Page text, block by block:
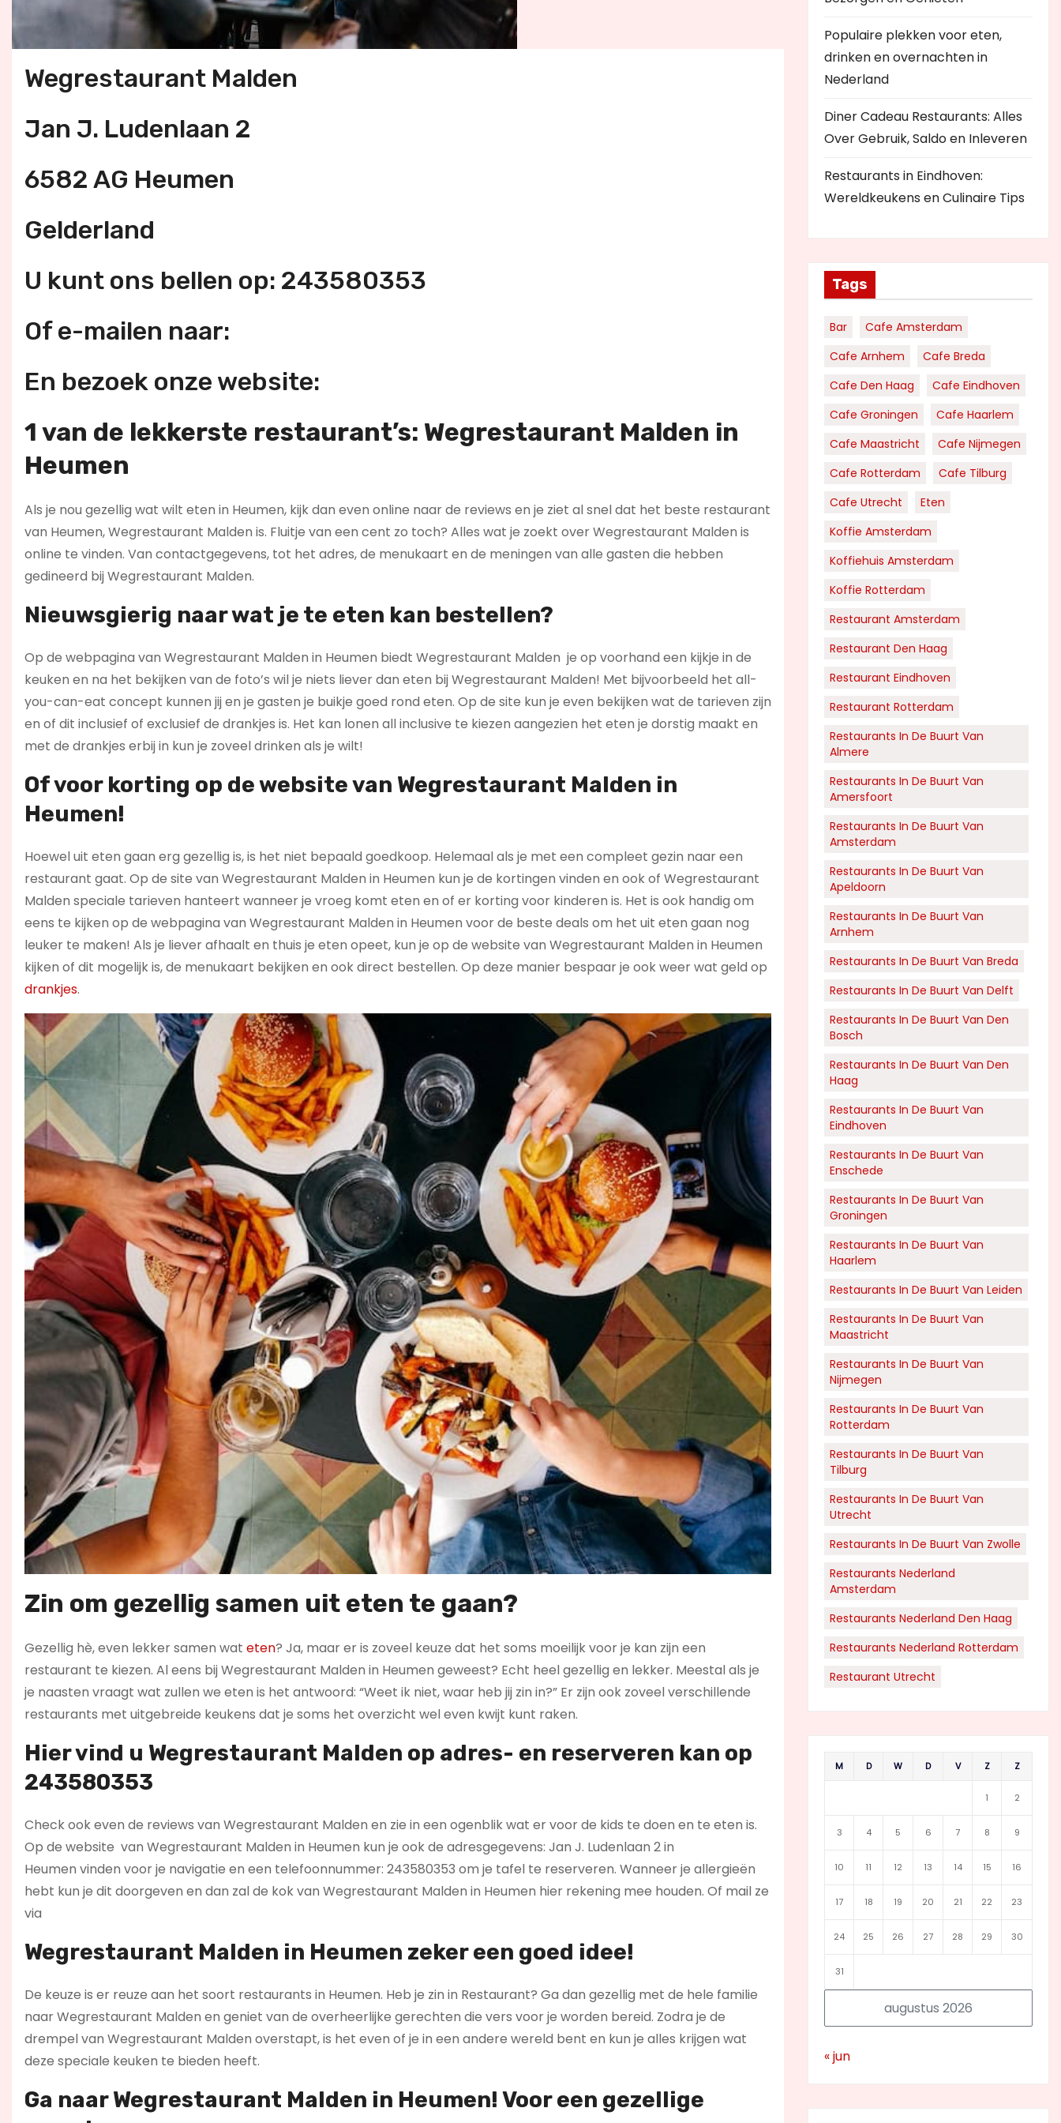
Wegrestaurant Malden
Jan J. Ludenlaan 2
6582 AG Heumen
Gelderland
U kunt ons bellen op: 243580353
Of e-mailen naar:
En bezoek onze website:
1 van de lekkerste restaurant’s: Wegrestaurant Malden in
Heumen
Als je nou gezellig wat wilt eten in Heumen, kijk dan even online naar de reviews en je ziet al snel dat het beste restaurant
van Heumen, Wegrestaurant Malden is. Fluitje van een cent zo toch? Alles wat je zoekt over Wegrestaurant Malden is
online te vinden. Van contactgegevens, tot het adres, de menukaart en de meningen van alle gasten die hebben
gedineerd bij Wegrestaurant Malden.
Nieuwsgierig naar wat je te eten kan bestellen?
Op de webpagina van Wegrestaurant Malden in Heumen biedt Wegrestaurant Malden je op voorhand een kijkje in de
keuken en na het bekijken van de foto’s wil je niets liever dan eten bij Wegrestaurant Malden! Met bijvoorbeeld het all-
you-can-eat concept kunnen jij en je gasten je buikje goed rond eten. Op de site kun je even bekijken wat de tarieven zijn
en of dit inclusief of exclusief de drankjes is. Het kan lonen all inclusive te kiezen aangezien het eten je dorstig maakt en
met de drankjes erbij in kun je zoveel drinken als je wilt!
Of voor korting op de website van Wegrestaurant Malden in
Heumen!
Hoewel uit eten gaan erg gezellig is, is het niet bepaald goedkoop. Helemaal als je met een compleet gezin naar een
restaurant gaat. Op de site van Wegrestaurant Malden in Heumen kun je de kortingen vinden en ook of Wegrestaurant
Malden speciale tarieven hanteert wanneer je vroeg komt eten en of er korting voor kinderen is. Het is ook handig om
eens te kijken op de webpagina van Wegrestaurant Malden in Heumen voor de beste deals om het uit eten gaan nog
leuker te maken! Als je liever afhaalt en thuis je eten opeet, kun je op de website van Wegrestaurant Malden in Heumen
kijken of dit mogelijk is, de menukaart bekijken en ook direct bestellen. Op deze manier bespaar je ook weer wat geld op
drankjes.
Zin om gezellig samen uit eten te gaan?
Gezellig hè, even lekker samen wat eten? Ja, maar er is zoveel keuze dat het soms moeilijk voor je kan zijn een
restaurant te kiezen. Al eens bij Wegrestaurant Malden in Heumen geweest? Echt heel gezellig en lekker. Meestal als je
je naasten vraagt wat zullen we eten is het antwoord: “Weet ik niet, waar heb jij zin in?” Er zijn ook zoveel verschillende
restaurants met uitgebreide keukens dat je soms het overzicht wel even kwijt kunt raken.
Hier vind u Wegrestaurant Malden op adres- en reserveren kan op
243580353
Check ook even de reviews van Wegrestaurant Malden en zie in een ogenblik wat er voor de kids te doen en te eten is.
Op de website van Wegrestaurant Malden in Heumen kun je ook de adresgegevens: Jan J. Ludenlaan 2 in
Heumen vinden voor je navigatie en een telefoonnummer: 243580353 om je tafel te reserveren. Wanneer je allergieën
hebt kun je dit doorgeven en dan zal de kok van Wegrestaurant Malden in Heumen hier rekening mee houden. Of mail ze
via
Wegrestaurant Malden in Heumen zeker een goed idee!
De keuze is er reuze aan het soort restaurants in Heumen. Heb je zin in Restaurant? Ga dan gezellig met de hele familie
naar Wegrestaurant Malden en geniet van de overheerlijke gerechten die vers voor je worden bereid. Zodra je de
drempel van Wegrestaurant Malden overstapt, is het even of je in een andere wereld bent en kun je alles krijgen wat
deze speciale keuken te bieden heeft.
Ga naar Wegrestaurant Malden in Heumen! Voor een gezellige
Populaire plekken voor eten,
drinken en overnachten in
Nederland
Diner Cadeau Restaurants: Alles
Over Gebruik, Saldo en Inleveren
Restaurants in Eindhoven:
Wereldkeukens en Culinaire Tips
Tags
Bar
Cafe Amsterdam
Cafe Arnhem
Cafe Breda
Cafe Den Haag
Cafe Eindhoven
Cafe Groningen
Cafe Haarlem
Cafe Maastricht
Cafe Nijmegen
Cafe Rotterdam
Cafe Tilburg
Cafe Utrecht
Eten
Koffie Amsterdam
Koffiehuis Amsterdam
Koffie Rotterdam
Restaurant Amsterdam
Restaurant Den Haag
Restaurant Eindhoven
Restaurant Rotterdam
Restaurants In De Buurt Van
Almere
Restaurants In De Buurt Van
Amersfoort
Restaurants In De Buurt Van
Amsterdam
Restaurants In De Buurt Van
Apeldoorn
Restaurants In De Buurt Van
Arnhem
Restaurants In De Buurt Van Breda
Restaurants In De Buurt Van Delft
Restaurants In De Buurt Van Den
Bosch
Restaurants In De Buurt Van Den
Haag
Restaurants In De Buurt Van
Eindhoven
Restaurants In De Buurt Van
Enschede
Restaurants In De Buurt Van
Groningen
Restaurants In De Buurt Van
Haarlem
Restaurants In De Buurt Van Leiden
Restaurants In De Buurt Van
Maastricht
Restaurants In De Buurt Van
Nijmegen
Restaurants In De Buurt Van
Rotterdam
Restaurants In De Buurt Van
Tilburg
Restaurants In De Buurt Van
Utrecht
Restaurants In De Buurt Van Zwolle
Restaurants Nederland
Amsterdam
Restaurants Nederland Den Haag
Restaurants Nederland Rotterdam
Restaurant Utrecht
augustus 2026
M D W D V Z Z
1 2
3 4 5 6 7 8 9
10 11 12 13 14 15 16
17 18 19 20 21 22 23
24 25 26 27 28 29 30
31
« jun